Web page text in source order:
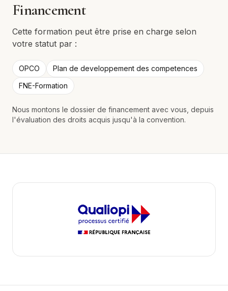
Financement
Cette formation peut être prise en charge selon
votre statut par :
OPCO
Plan de developpement des competences
FNE-Formation
Nous montons le dossier de financement avec vous, depuis
l'évaluation des droits acquis jusqu'à la convention.